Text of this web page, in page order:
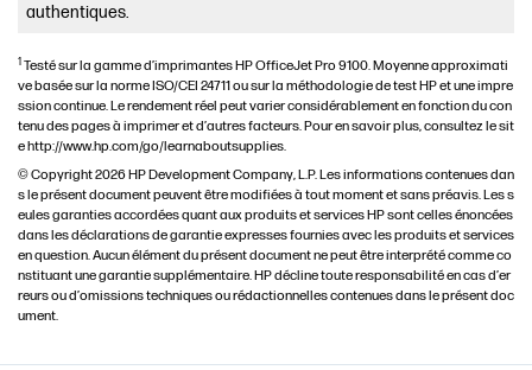
authentiques.
1 Testé sur la gamme d’imprimantes HP OfficeJet Pro 9100. Moyenne approximati
ve basée sur la norme ISO/CEI 24711 ou sur la méthodologie de test HP et une impre
ssion continue. Le rendement réel peut varier considérablement en fonction du con
tenu des pages à imprimer et d’autres facteurs. Pour en savoir plus, consultez le sit
e http://www.hp.com/go/learnaboutsupplies.
© Copyright 2026 HP Development Company, L.P. Les informations contenues dan
s le présent document peuvent être modifiées à tout moment et sans préavis. Les s
eules garanties accordées quant aux produits et services HP sont celles énoncées
dans les déclarations de garantie expresses fournies avec les produits et services
en question. Aucun élément du présent document ne peut être interprété comme co
nstituant une garantie supplémentaire. HP décline toute responsabilité en cas d’er
reurs ou d’omissions techniques ou rédactionnelles contenues dans le présent doc
ument.